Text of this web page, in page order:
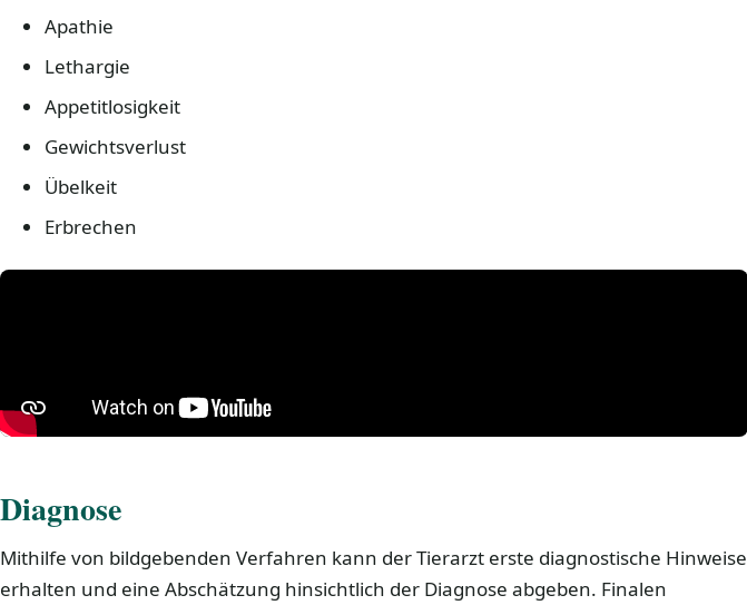
Apathie
Lethargie
Appetitlosigkeit
Gewichtsverlust
Übelkeit
Erbrechen
Diagnose
Mithilfe von bildgebenden Verfahren kann der Tierarzt erste diagnostische Hinweise
erhalten und eine Abschätzung hinsichtlich der Diagnose abgeben. Finalen